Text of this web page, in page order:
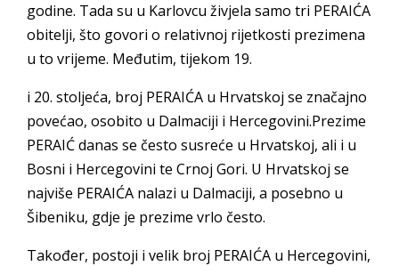
godine. Tada su u Karlovcu živjela samo tri PERAIĆA
obitelji, što govori o relativnoj rijetkosti prezimena
u to vrijeme. Međutim, tijekom 19.
i 20. stoljeća, broj PERAIĆA u Hrvatskoj se značajno
povećao, osobito u Dalmaciji i Hercegovini.Prezime
PERAIĆ danas se često susreće u Hrvatskoj, ali i u
Bosni i Hercegovini te Crnoj Gori. U Hrvatskoj se
najviše PERAIĆA nalazi u Dalmaciji, a posebno u
Šibeniku, gdje je prezime vrlo često.
Također, postoji i velik broj PERAIĆA u Hercegovini,